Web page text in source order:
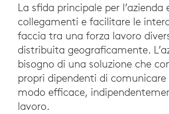
La sfida principale per
collegamenti e facilitare le
faccia tra una forza lavoro
distribuita geograficamente.
bisogno di una soluzione che
propri dipendenti di comunicare
modo efficace,
lavoro.